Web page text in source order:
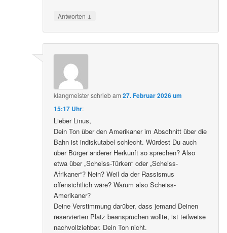
Antworten ↓
klangmeisterschriebam27. Februar 2026 um
15:17 Uhr:
Lieber Linus,
Dein Ton über den Amerikaner im Abschnitt über die
Bahn ist indiskutabel schlecht. Würdest Du auch
über Bürger anderer Herkunft so sprechen? Also
etwa über „Scheiss-Türken“ oder „Scheiss-
Afrikaner“? Nein? Weil da der Rassismus
offensichtlich wäre? Warum also Scheiss-
Amerikaner?
Deine Verstimmung darüber, dass jemand Deinen
reservierten Platz beanspruchen wollte, ist teilweise
nachvollziehbar. Dein Ton nicht.